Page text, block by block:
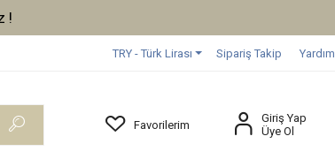
!
TRY - Türk Lirası Sipariş Takip Yardım
Favorilerim
Giriş Yap
Üye Ol